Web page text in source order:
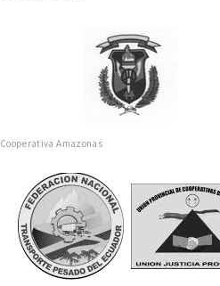
Cooperativa Amazonas